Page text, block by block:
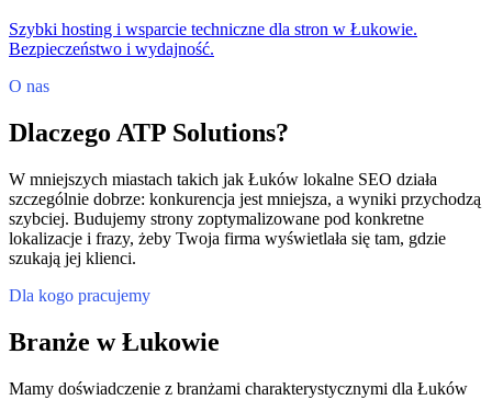
Szybki hosting i wsparcie techniczne dla stron w Łukowie.
Bezpieczeństwo i wydajność.
O nas
Dlaczego ATP Solutions?
W mniejszych miastach takich jak Łuków lokalne SEO działa
szczególnie dobrze: konkurencja jest mniejsza, a wyniki przychodzą
szybciej. Budujemy strony zoptymalizowane pod konkretne
lokalizacje i frazy, żeby Twoja firma wyświetlała się tam, gdzie
szukają jej klienci.
Dla kogo pracujemy
Branże w Łukowie
Mamy doświadczenie z branżami charakterystycznymi dla Łuków